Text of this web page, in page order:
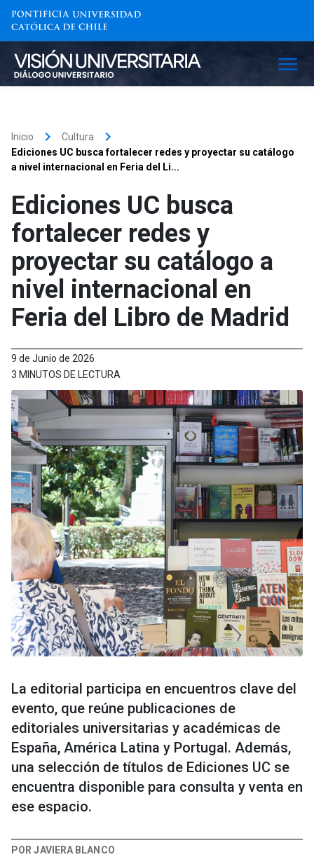
Inicio keyboard_arrow_right Cultura keyboard_arrow_right
Ediciones UC busca fortalecer redes y proyectar su catálogo
a nivel internacional en Feria del Li...
Ediciones UC busca
fortalecer redes y
proyectar su catálogo a
nivel internacional en
Feria del Libro de Madrid
9 de Junio de 2026
3 MINUTOS DE LECTURA
La editorial participa en encuentros clave del
evento, que reúne publicaciones de
editoriales universitarias y académicas de
España, América Latina y Portugal. Además,
una selección de títulos de Ediciones UC se
encuentra disponible para consulta y venta en
ese espacio.
POR JAVIERA BLANCO